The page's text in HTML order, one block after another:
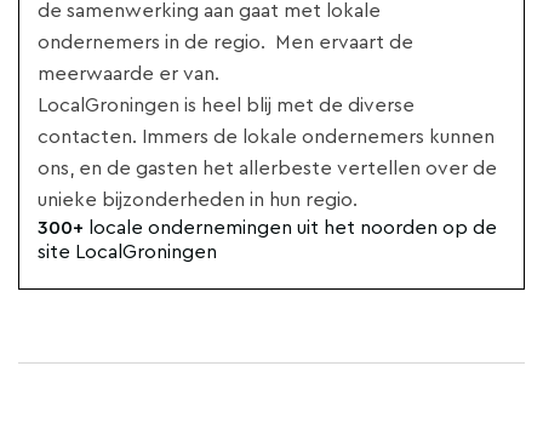
de samenwerking aan gaat met lokale
ondernemers in de regio. Men ervaart de
meerwaarde er van.
LocalGroningen is heel blij met de diverse
contacten. Immers de lokale ondernemers kunnen
ons, en de gasten het allerbeste vertellen over de
unieke bijzonderheden in hun regio.
300+ locale ondernemingen uit het noorden op de
site LocalGroningen